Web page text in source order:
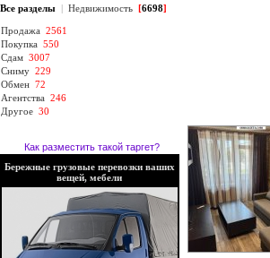
Все разделы | Недвижимость [6698]
Продажа 2561
Покупка 550
Сдам 3007
Сниму 229
Обмен 72
Агентства 246
Другое 30
Как разместить такой таргет?
Бережные грузовые перевозки ваших
вещей, мебели